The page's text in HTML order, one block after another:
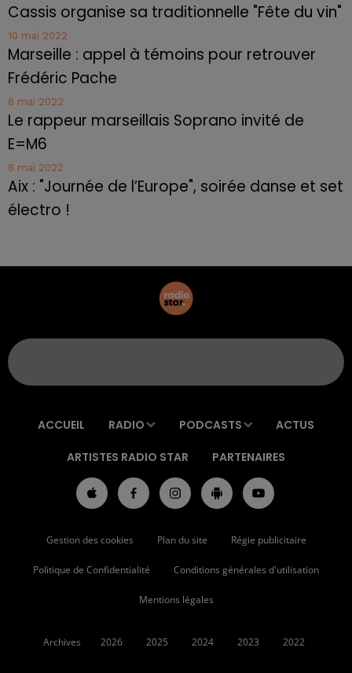
Cassis organise sa traditionnelle "Fête du vin"
10 mai 2022
Marseille : appel à témoins pour retrouver
Frédéric Pache
8 mai 2022
Le rappeur marseillais Soprano invité de
E=M6
8 mai 2022
Aix : "Journée de l’Europe", soirée danse et set
électro !
ACCUEIL RADIO PODCASTS ACTUS
ARTISTES RADIO STAR PARTENAIRES
Gestion des cookies Plan du site Régie publicitaire
Politique de Confidentialité Conditions générales d'utilisation
Mentions légales
Archives 2026 2025 2024 2023 2022